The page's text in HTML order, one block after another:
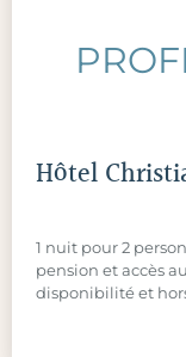
Hôtel
1 nuit pour 2
pension et accès
disponibilité et